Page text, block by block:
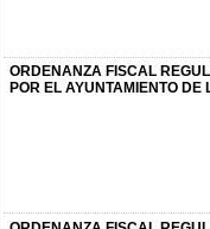
ORDENANZA FISCAL
POR EL AYUNTAMIENTO DE